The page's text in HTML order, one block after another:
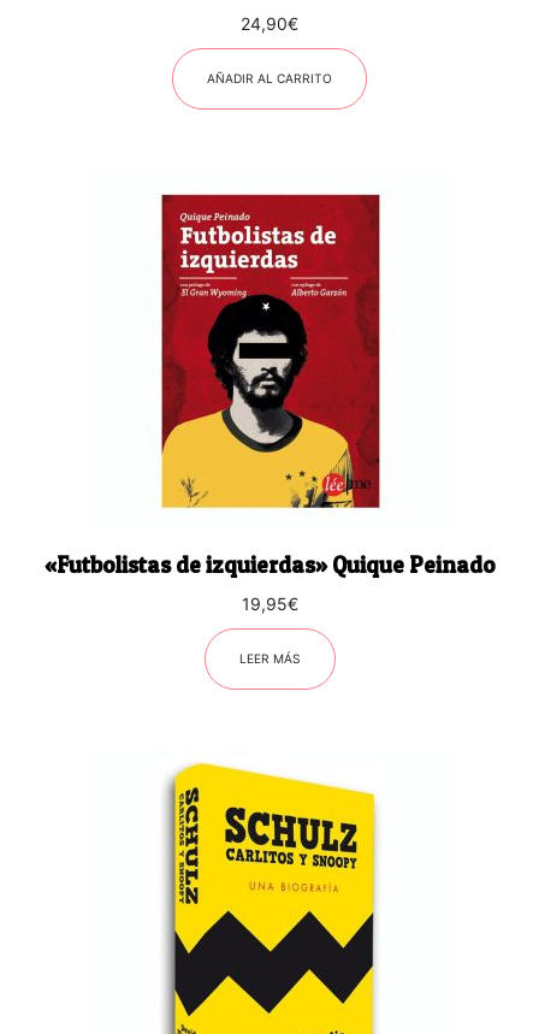
24,90€
AÑADIR AL CARRITO
«Futbolistas de izquierdas» Quique Peinado
19,95€
LEER MÁS